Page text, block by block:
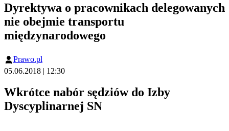
Dyrektywa o pracownikach delegowanych
nie obejmie transportu
międzynarodowego
Prawo.pl
05.06.2018 | 12:30
Wkrótce nabór sędziów do Izby
Dyscyplinarnej SN